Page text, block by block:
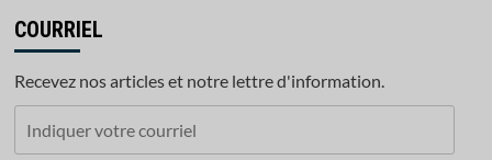
COURRIEL
Recevez nos articles et notre lettre d'information.